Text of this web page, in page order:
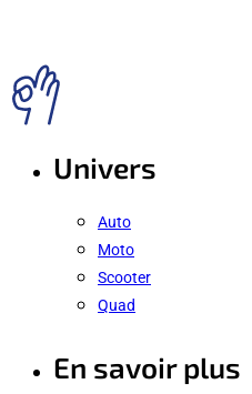
Univers
Auto
Moto
Scooter
Quad
En savoir plus